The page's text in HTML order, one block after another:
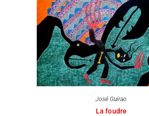
José Guirao
La foudre